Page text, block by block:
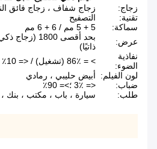
زجاج:
زجاج شفاف ، زجاج فائق
تقنية:
التصفيح
سماكة:
5 + 5 مم / 6 + 6 مم
عرض:
ذاتيًا)
نفاذية
الضوء:
> = 86٪ (تشغيل) / <= 10٪ (إيقاف)
لون الفيلم:
أبيض حليبي ، رمادي
ضباب:
<= 3٪ ؛>= 90٪
طلب:
سيارة ، باب ، مكتب ،